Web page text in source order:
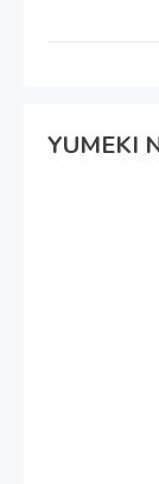
YUMEKI